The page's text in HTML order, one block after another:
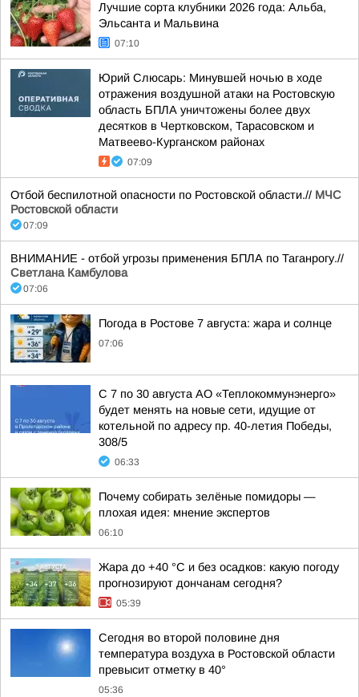
Лучшие сорта клубники 2026 года: Альба,
Эльсанта и Мальвина
07:10
Юрий Слюсарь: Минувшей ночью в ходе
отражения воздушной атаки на Ростовскую
область БПЛА уничтожены более двух
десятков в Чертковском, Тарасовском и
Матвеево-Курганском районах
07:09
Отбой беспилотной опасности по Ростовской области.// МЧС
Ростовской области
07:09
ВНИМАНИЕ - отбой угрозы применения БПЛА по Таганрогу.//
Светлана Камбулова
07:06
Погода в Ростове 7 августа: жара и солнце
07:06
С 7 по 30 августа АО «Теплокоммунэнерго»
будет менять на новые сети, идущие от
котельной по адресу пр. 40-летия Победы,
308/5
06:33
Почему собирать зелёные помидоры —
плохая идея: мнение экспертов
06:10
Жара до +40 °С и без осадков: какую погоду
прогнозируют дончанам сегодня?
05:39
Сегодня во второй половине дня
температура воздуха в Ростовской области
превысит отметку в 40°
05:36